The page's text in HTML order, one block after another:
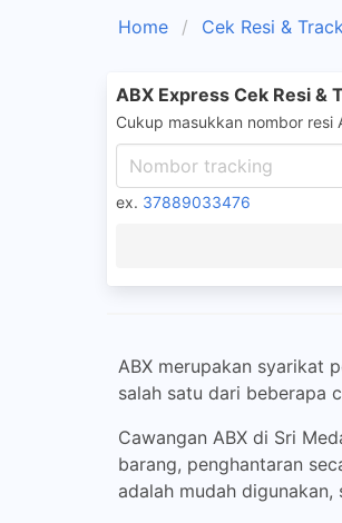
Home Cek Resi &
ABX Express Cek Resi &
Cukup masukkan nombor
ex. 37889033476
ABX merupakan syarikat
salah satu dari beberapa
Cawangan ABX di Sri
barang, penghantaran
adalah mudah digunakan,